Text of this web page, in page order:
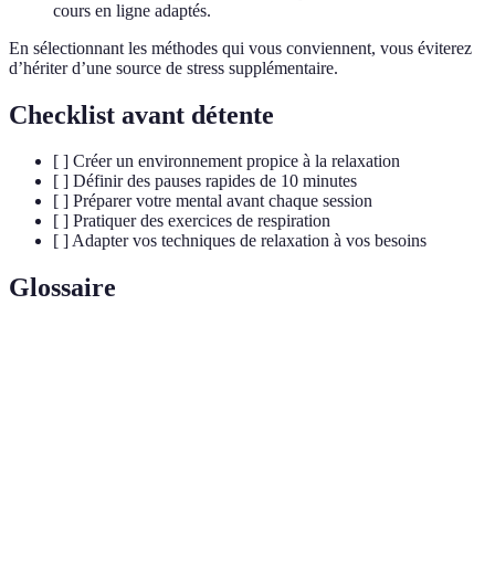
cours en ligne adaptés.
En sélectionnant les méthodes qui vous conviennent, vous éviterez
d’hériter d’une source de stress supplémentaire.
Checklist avant détente
[ ] Créer un environnement propice à la relaxation
[ ] Définir des pauses rapides de 10 minutes
[ ] Préparer votre mental avant chaque session
[ ] Pratiquer des exercices de respiration
[ ] Adapter vos techniques de relaxation à vos besoins
Glossaire